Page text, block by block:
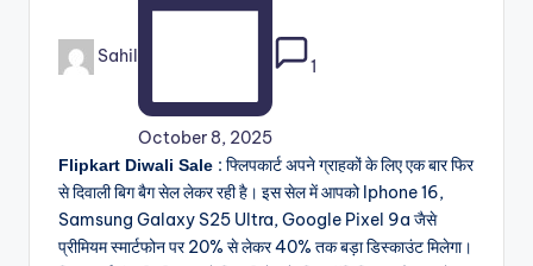
Posted
by
Sahil
October 8, 2025
1
Flipkart Diwali Sale : फ्लिपकार्ट अपने ग्राहकों के लिए एक बार फिर
से दिवाली बिग बैग सेल लेकर रही है। इस सेल में आपको Iphone 16,
Samsung Galaxy S25 Ultra, Google Pixel 9a जैसे
प्रीमियम स्मार्टफोन पर 20% से लेकर 40% तक बड़ा डिस्काउंट मिलेगा।